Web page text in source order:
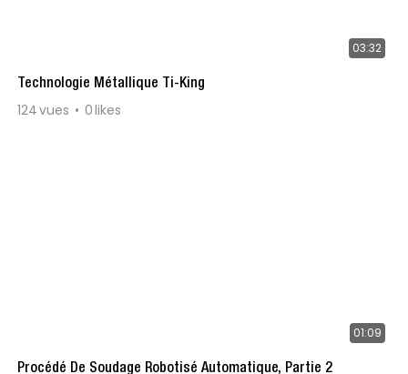
03:32
Technologie Métallique Ti-King
124vues 0likes
01:09
Procédé De Soudage Robotisé Automatique, Partie 2